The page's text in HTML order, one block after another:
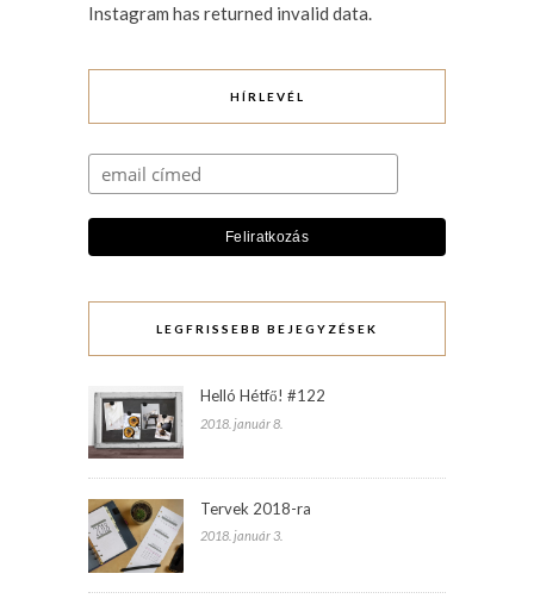
Instagram has returned invalid data.
HÍRLEVÉL
LEGFRISSEBB BEJEGYZÉSEK
Helló Hétfő! #122
2018. január 8.
Tervek 2018-ra
2018. január 3.